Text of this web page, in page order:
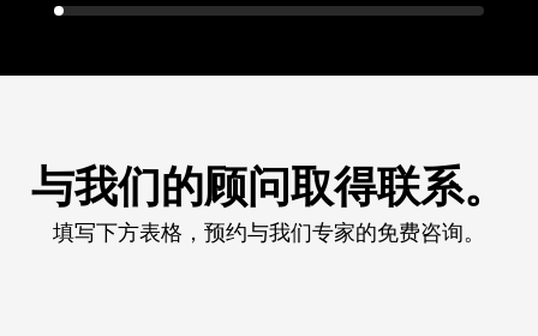
与我们的顾问取得联系。
填写下方表格，预约与我们专家的免费咨询。